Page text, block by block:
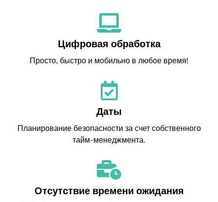
Цифровая обработка
Просто, быстро и мобильно в любое время!
Даты
Планирование безопасности за счет собственного
тайм-менеджмента.
Отсутствие времени ожидания